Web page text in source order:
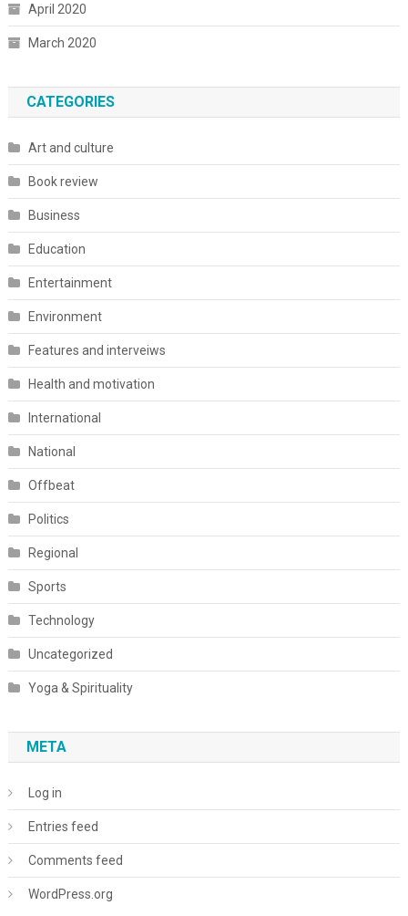
April 2020
March 2020
CATEGORIES
Art and culture
Book review
Business
Education
Entertainment
Environment
Features and interveiws
Health and motivation
International
National
Offbeat
Politics
Regional
Sports
Technology
Uncategorized
Yoga & Spirituality
META
Log in
Entries feed
Comments feed
WordPress.org